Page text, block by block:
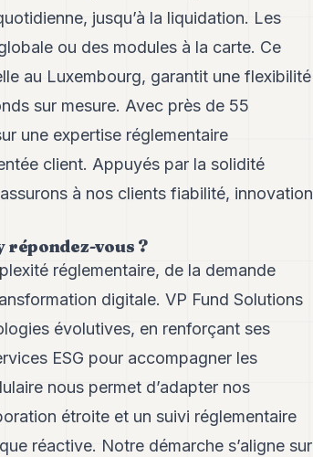
jusqu’à la liquidation. Les
ou des modules à la carte. Ce
au Luxembourg, garantit une flexibilité
sur mesure. Avec près de 55
une expertise réglementaire
client. Appuyés par la solidité
à nos clients fiabilité, innovation
répondez-vous ?
réglementaire, de la demande
digitale. VP Fund Solutions
évolutives, en renforçant ses
ESG pour accompagner les
nous permet d’adapter nos
étroite et un suivi réglementaire
réactive. Notre démarche s’aligne sur